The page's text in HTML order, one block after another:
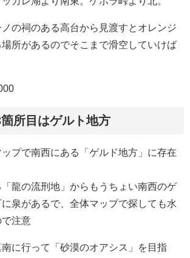
の祠のある高台から見渡すとオレンジ
所があるのでそこまで滑空していけば
所目はゲルト地方
プで南西にある「ゲルド地方」に存在
龍の流刑地」からもうちょい南西のゲ
泉があるで、全体マップで探しても水
注意
に行って「砂漠のオアシス」を目指